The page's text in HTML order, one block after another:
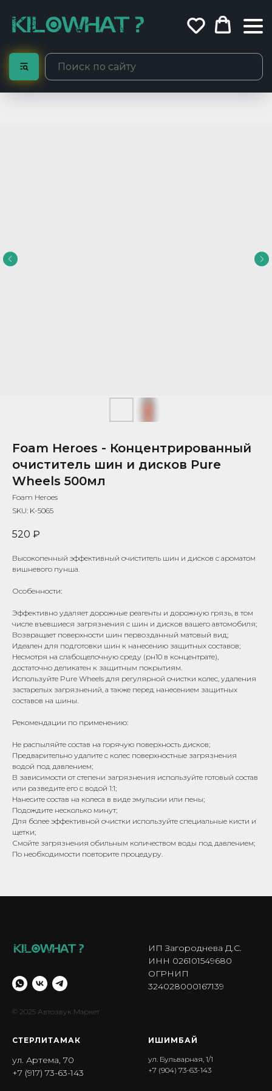
Foam Heroes - Концентрированный
очиститель шин и дисков Pure
Wheels 500мл
Foam Heroes
SKU: K-5065
520 ₽
Высокопенный эффективный очиститель шин и дисков с ароматом
вишневого пунша.
Особенности:
Эффективно удаляет дорожные реагенты и дорожную грязь, в том
числе въевшиеся загрязнения с шин и дисков вашего автомобиля;
Возвращает поверхности шин первозданный матовый вид;
Идеален для подготовки шин к нанесению защитных составов;
Несмотря на слабощелочную среду (рн10 в концентрате),
достаточно деликатен к защитным покрытиям.
Используйте Pure Wheels для регулярной очистки колес, удаления
застарелых загрязнений, а также перед нанесением защитных
составов на шины.
Рекомендации по применению:
Не распыляйте состав на горячую поверхность дисков;
Предварительно удалите с колес поверхностные загрязнения
водой под давлением;
В зависимости от степени загрязнения используйте готовый состав
или разведите его с водой 1:1;
Нанесите состав на колеса в виде эмульсии или пены;
Подождите несколько минут;
Для более эффективной очистки используйте специальные кисти и
щетки;
Смойте загрязнения обильным количеством воды под давлением;
По необходимости повторите процедуру.
© 2025 Автозвук Маркет
ИП Загороднева Д.С.
ИНН 026101549680
ОГРНИП
324028000167139
СТЕРЛИТАМАК
ул. Артема, 70
+7 (917) 73-63-143
ИШИМБА Й
ул. Бульварная, 1/1
+7 (904) 73-63-143